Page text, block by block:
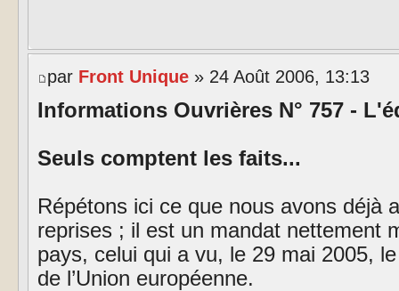
par Front Unique » 24 Août 2006, 13:13
Informations Ouvrières N° 757 -
Seuls comptent les faits...
Répétons ici ce que nous avons déjà
reprises ; il est un mandat nettement
pays, celui qui a vu, le 29 mai 2005,
de l’Union européenne.